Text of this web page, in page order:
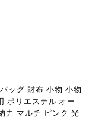
ッグ 財布 小物 小物
ポリエステル オー
力 マルチ ピンク 光